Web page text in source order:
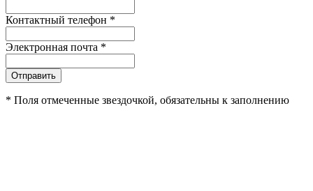
Контактный телефон *
Электронная почта *
Отправить
* Поля отмеченные звездочкой, обязательны к заполнению